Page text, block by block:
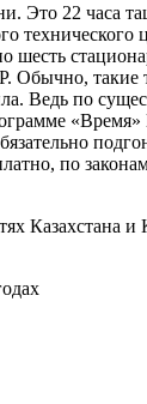
Это 22 часа
Обычно,
Ведь по
по
Казахстана